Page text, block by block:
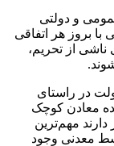
و دولتی
با بروز هر اتفاقی
ناشی از تحریم،
در راستای
معادن کوچک
دارند مهم‌ترین
معدنی وجود